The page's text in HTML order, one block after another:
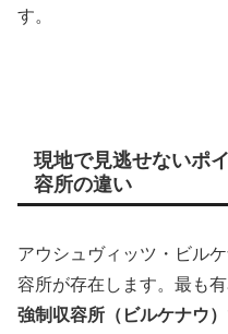
す。
現地で見逃せないポ
容所の違い
アウシュヴィッツ・ビル
容所が存在します。最も
強制収容所（ビルケナウ）